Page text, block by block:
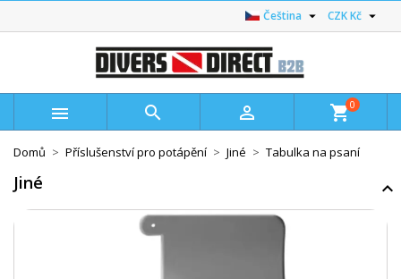
CZK Kč 
Čeština 
   shopping_cart0
Domů Příslušenství pro potápění Jiné Tabulka na psaní
Jiné